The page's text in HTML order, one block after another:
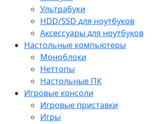
Ультрабуки
HDD/SSD для ноутбуков
Аксессуары для ноутбуков
Настольные компьютеры
Моноблоки
Неттопы
Настольные ПК
Игровые консоли
Игровые приставки
Игры